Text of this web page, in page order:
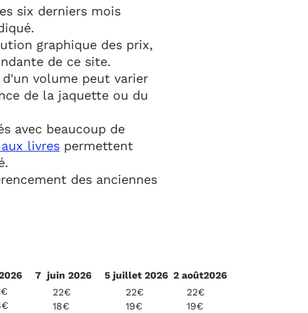
six derniers mois
graphique des prix,
de ce site.
volume peut varier
de la jaquette ou du
avec beaucoup de
aux livres permettent
des anciennes
5 juillet 2026
7 juin 2026
2 août2026
22€
18€
22€
19€
22€
19€